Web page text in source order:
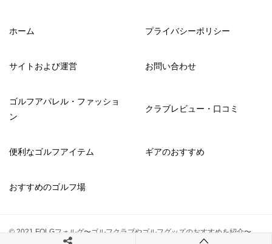
ホーム プライバシーポリシー
サイトおよび運営 お問い合わせ
ゴルフアパレル・ファッショ
ン
クラブレビュー・口コミ
便利なゴルフアイテム ギアのおすすめ
おすすめのゴルフ場
© 2021 FOLGフォルグ〜ゴルフクラブやゴルフグッズのおすすめを紹介〜